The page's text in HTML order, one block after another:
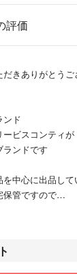
評価
だきありがとう
ンド
ービスコンティが
ランドです
を中心に出品し
保管ですので
お品物は